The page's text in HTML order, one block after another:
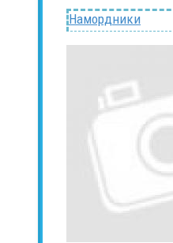
Намордники